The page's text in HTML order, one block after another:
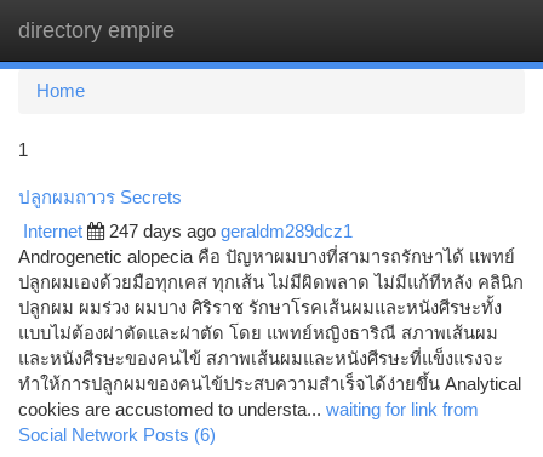
directory empire
Home
1
ปลูกผมถาวร Secrets
Internet 247 days ago geraldm289dcz1
Androgenetic alopecia คือ ปัญหาผมบางที่สามารถรักษาได้ แพทย์
ปลูกผมเองด้วยมือทุกเคส ทุกเส้น ไม่มีผิดพลาด ไม่มีแก้ทีหลัง คลินิก
ปลูกผม ผมร่วง ผมบาง ศิริราช รักษาโรคเส้นผมและหนังศีรษะทั้ง
แบบไม่ต้องผ่าตัดและผ่าตัด โดย แพทย์หญิงธาริณี สภาพเส้นผม
และหนังศีรษะของคนไข้ สภาพเส้นผมและหนังศีรษะที่แข็งแรงจะ
ทำให้การปลูกผมของคนไข้ประสบความสำเร็จได้ง่ายขึ้น Analytical
cookies are accustomed to understa... waiting for link from
Social Network Posts (6)